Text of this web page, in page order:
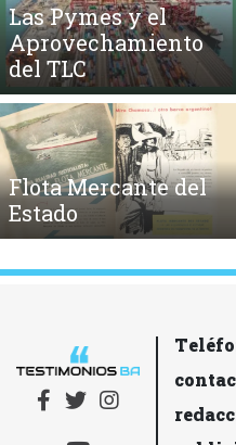
Las Pymes y el
Aprovechamiento
del TLC
Flota Mercante del
Estado